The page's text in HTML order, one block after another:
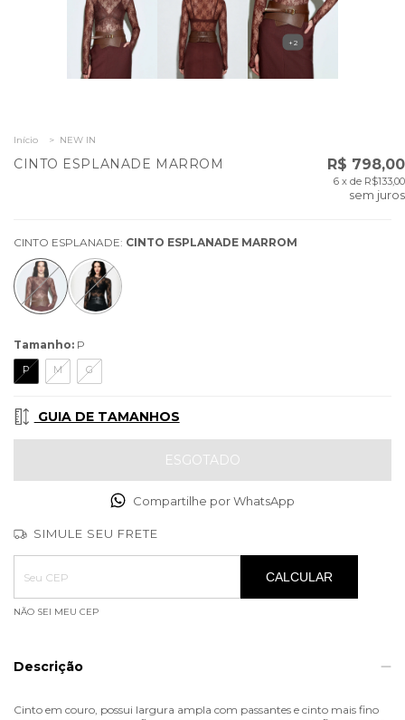
+2
Início > NEW IN
CINTO ESPLANADE MARROM R$ 798,00
6 x de R$133,00
sem juros
CINTO ESPLANADE: CINTO ESPLANADE MARROM
Tamanho: P
P M G
GUIA DE TAMANHOS
Compartilhe por WhatsApp
SIMULE SEU FRETE
Entregas para o CEP:
ALTERAR CEP
CALCULAR
NÃO SEI MEU CEP
Descrição
Cinto em couro, possui largura ampla com passantes e cinto mais fino